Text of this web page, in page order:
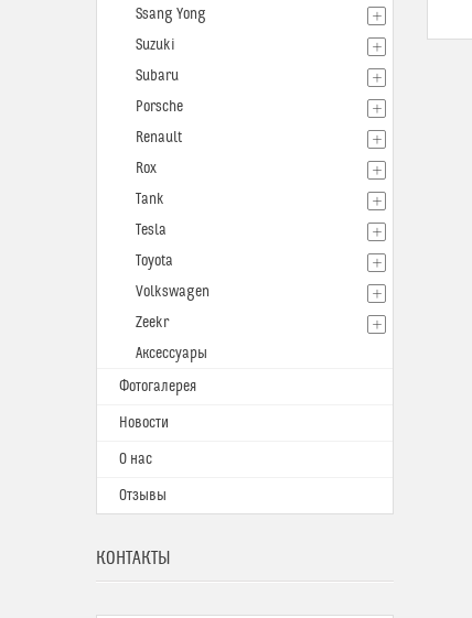
Ssang Yong
Suzuki
Subaru
Porsche
Renault
Rox
Tank
Tesla
Toyota
Volkswagen
Zeekr
Аксессуары
Фотогалерея
Новости
О нас
Отзывы
КОНТАКТЫ